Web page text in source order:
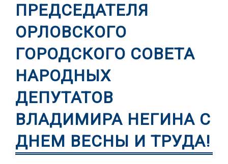
ПРЕДСЕДАТЕЛЯ
ОРЛОВСКОГО
ГОРОДСКОГО СОВЕТА
НАРОДНЫХ
ДЕПУТАТОВ
ВЛАДИМИРА НЕГИНА С
ДНЕМ ВЕСНЫ И ТРУДА!